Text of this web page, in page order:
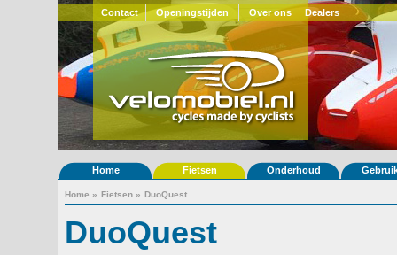
Contact Openingstijden Over ons Dealers
Home Fietsen Onderhoud
Home » Fietsen » DuoQuest
DuoQuest